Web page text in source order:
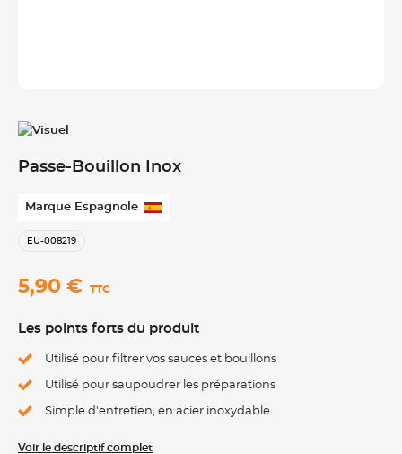
Passe-Bouillon Inox
Marque Espagnole
EU-008219
5,90 € TTC
Les points forts du produit
Utilisé pour filtrer vos sauces et bouillons
Utilisé pour saupoudrer les préparations
Simple d'entretien, en acier inoxydable
Voir le descriptif complet